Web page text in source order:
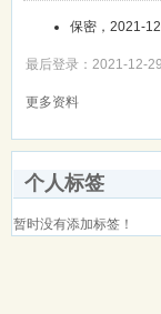
保密，2021-
最后登录：2021-12-29
更多资料
个人标签
暂时没有添加标签！